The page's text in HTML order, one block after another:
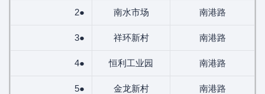
2● 南水市场 南港路
3● 祥环新村 南港路
4● 恒利工业园 南港路
5● 金龙新村 南港路